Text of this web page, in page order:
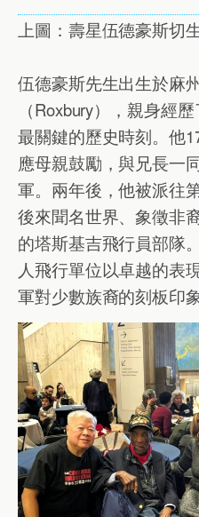
上圖：壽星伍德豪斯切
伍德豪斯先生出生於麻
（Roxbury），親身經
最關鍵的歷史時刻。他
應母親鼓勵，與兄長一
軍。兩年後，他被派往
後來聞名世界、象徵非
的塔斯基吉飛行員部隊
人飛行單位以卓越的表
軍對少數族裔的刻板印象